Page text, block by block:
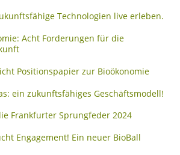
Technologien live erleben.
Acht Forderungen für die
Positionspapier zur Bioökonomie
ein zukunftsfähiges Geschäftsmodell!
Frankfurter Sprungfeder 2024
Engagement! Ein neuer BioBall